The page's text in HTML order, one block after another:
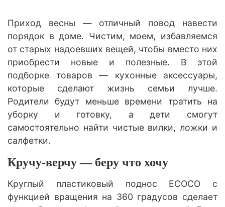
Приход весны — отличный повод навести
порядок в доме. Чистим, моем, избавляемся
от старых надоевших вещей, чтобы вместо них
приобрести новые и полезные. В этой
подборке товаров — кухонные аксессуары,
которые сделают жизнь семьи лучше.
Родители будут меньше времени тратить на
уборку и готовку, а дети смогут
самостоятельно найти чистые вилки, ложки и
салфетки.
Кручу-верчу — беру что хочу
Круглый пластиковый поднос ECOCO с
функцией вращения на 360 градусов сделает